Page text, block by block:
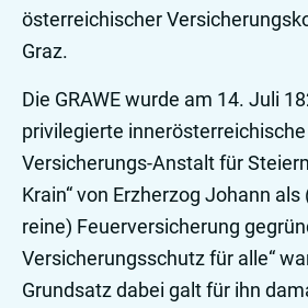
österreichischer
Graz.
Die GRAWE wurde am 14. Juli
privilegierte
Versicherungs-Anstalt für
Krain“ von Erzherzog Johann
reine) Feuerversicherung
Versicherungsschutz für alle“
Grundsatz dabei galt für ihn